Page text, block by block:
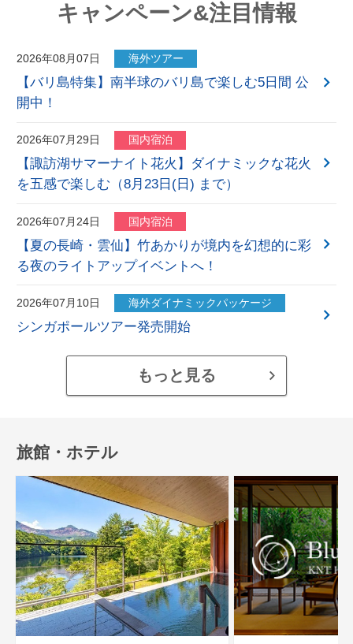
キャンペーン&注目情報
2026年08月07日 海外ツアー
【バリ島特集】南半球のバリ島で楽しむ5日間 公
開中！
2026年07月29日 国内宿泊
【諏訪湖サマーナイト花火】ダイナミックな花火
を五感で楽しむ（8月23日(日) まで）
2026年07月24日 国内宿泊
【夏の長崎・雲仙】竹あかりが境内を幻想的に彩
る夜のライトアップイベントへ！
2026年07月10日 海外ダイナミックパッケージ
シンガポールツアー発売開始
もっと見る
旅館・ホテル